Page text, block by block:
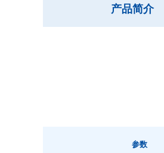
产品简介
参数